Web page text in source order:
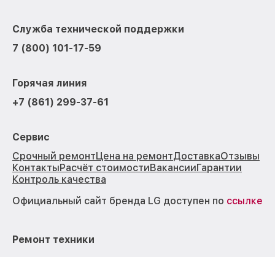
Служба технической поддержки
7 (800) 101-17-59
Горячая линия
+7 (861) 299-37-61
Сервис
Срочный ремонтЦена на ремонтДоставкаОтзывы
КонтактыРасчёт стоимостиВакансииГарантии
Контроль качества
Официальный сайт бренда LG доступен по ссылке
Ремонт техники